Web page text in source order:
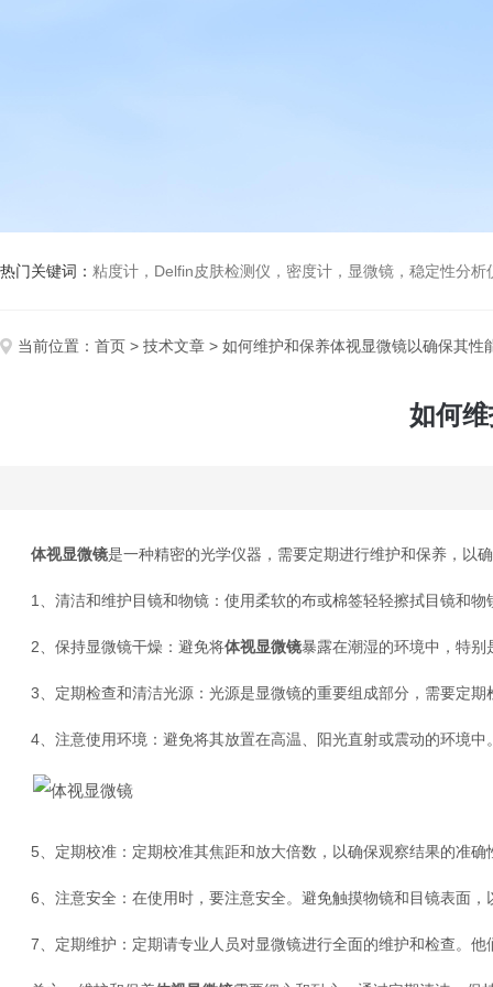
热门关键词： 粘度计，Delfin皮肤检测仪，密度计，显微镜，稳定性分
当前位置： 首页 > 技术文章 > 如何维护和保养体视显微镜以确保其性
如何
体视显微镜是一种精密的光学仪器，需要定期进行维护和保养，以
1、清洁和维护目镜和物镜：使用柔软的布或棉签轻轻擦拭目镜和物
2、保持显微镜干燥：避免将体视显微镜暴露在潮湿的环境中，特
3、定期检查和清洁光源：光源是显微镜的重要组成部分，需要定期
4、注意使用环境：避免将其放置在高温、阳光直射或震动的环境中
5、定期校准：定期校准其焦距和放大倍数，以确保观察结果的准确
6、注意安全：在使用时，要注意安全。避免触摸物镜和目镜表面，
7、定期维护：定期请专业人员对显微镜进行全面的维护和检查。他